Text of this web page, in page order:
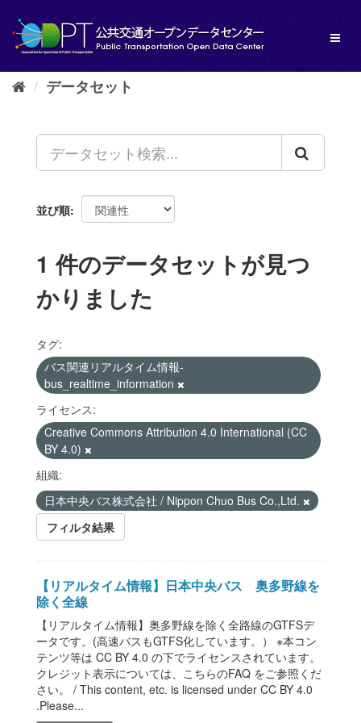
し
データセット
並び順
1 件のデータセットが見つ
かりました
タグ:
バス関連リアルタイム情報-
bus_realtime_information
ライセンス:
Creative Commons Attribution 4.0 International (CC
BY 4.0)
組織:
日本中央バス株式会社 / Nippon Chuo Bus Co.,Ltd.
フィルタ結果
【リアルタイム情報】日本中央バス 奥多野線を
除く全線
【リアルタイム情報】奥多野線を除く全路線のGTFSデ
ータです。(高速バスもGTFS化しています。） ※本コン
テンツ等は CC BY 4.0 の下でライセンスされています。
クレジット表示については、こちらのFAQ をご参照くだ
さい。 / This content, etc. is licensed under CC BY 4.0
.Please...